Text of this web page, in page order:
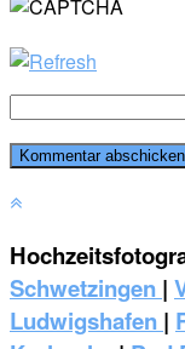
Schwetzingen |
‎Ludwigshafen |